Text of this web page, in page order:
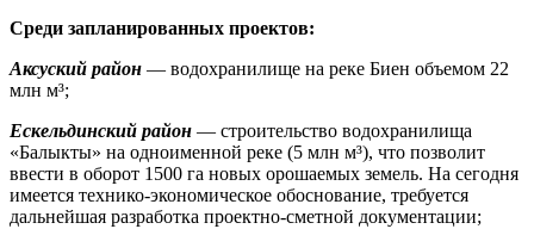
Среди запланированных проектов:
Аксуский район — водохранилище на реке Биен объемом 22
млн м³;
Ескельдинский район — строительство водохранилища
«Балыкты» на одноименной реке (5 млн м³), что позволит
ввести в оборот 1500 га новых орошаемых земель. На сегодня
имеется технико-экономическое обоснование, требуется
дальнейшая разработка проектно-сметной документации;